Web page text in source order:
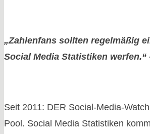
deutschen
Infografik"
„Zahlenfans sollten regelmäßig
Social Media Statistiken werfen.“
Seit 2011: DER Social-Media-
Pool. Social Media Statistiken